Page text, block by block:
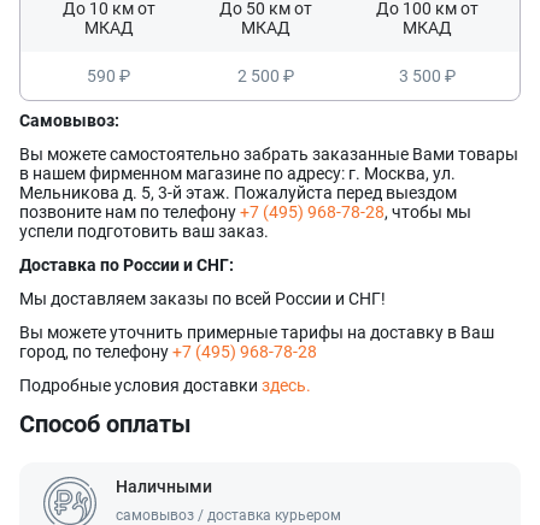
До 10 км от
МКАД
До 50 км от
МКАД
До 100 км от
МКАД
590 ₽ 2 500 ₽ 3 500 ₽
Самовывоз:
Вы можете самостоятельно забрать заказанные Вами товары
в нашем фирменном магазине по адресу: г. Москва, ул.
Мельникова д. 5, 3-й этаж. Пожалуйста перед выездом
позвоните нам по телефону+7 (495) 968-78-28, чтобы мы
успели подготовить ваш заказ.
Доставка по России и СНГ:
Мы доставляем заказы по всей России и СНГ!
Вы можете уточнить примерные тарифы на доставку в Ваш
город, по телефону+7 (495) 968-78-28
Подробные условия доставки здесь.
Способ оплаты
Наличными
самовывоз / доставка курьером
Заказать звонок
Ваше имя
Соглашаюсь на обработкуперсональных данных
Отправить
Данные формы отправлены
Наш менеджер свяжется с вами
в ближайшее время!
ближайшее время
Ваш номер телефона
Соглашаюсь на обработку персональных данных
Отправить
Наш менеджер свяжется с вами
в ближайшее время!
Телефон
Комментарий
Прикрепить фото
Максимум 8 файлов
оформлении и получении заказа, согласие на обработку персональных
данных
Наш менеджер свяжется с вами
в ближайшее время!
Ваше имя
Комментарий
Нажимая кнопку «Отправить», я даю согласие на получение информации об
Отправить
Наш менеджер свяжется с вами
в ближайшее время!